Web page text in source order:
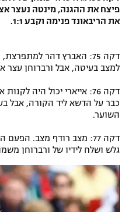
פיצח את ההגנה, מינטה נעצר
את הריבאונד פנימה וקבע 1:1.
דקה 75: האברץ דהר
למצב בעיטה, אבל ורברוחן עצר
דקה 76: אייארי יכול היה
השוער.
דקה 77: מצב רודף מצב.
גלש ושלח לידיו של ורברוחן